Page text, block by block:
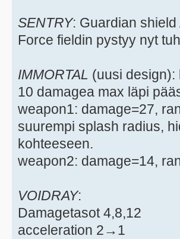
SENTRY: Guardian
Force fieldin pystyy nyt
IMMORTAL (uusi design):
10 damagea max läpi
weapon1: damage=27,
suurempi splash radius,
kohteeseen.
weapon2: damage=14,
VOIDRAY:
Damagetasot 4,8,12
acceleration 2→1